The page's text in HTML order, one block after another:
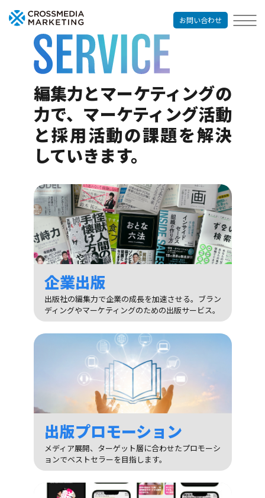
お問い合わせ
編集力とマーケティングの
力で、マーケティング活動
と採用活動の課題を解決
していきます。
企業出版
出版社の編集力で企業の成長を加速させる。ブラン
ディングやマーケティングのための出版サービス。
出版プロモーション
メディア展開、ターゲット層に合わせたプロモーシ
ョンでベストセラーを目指します。